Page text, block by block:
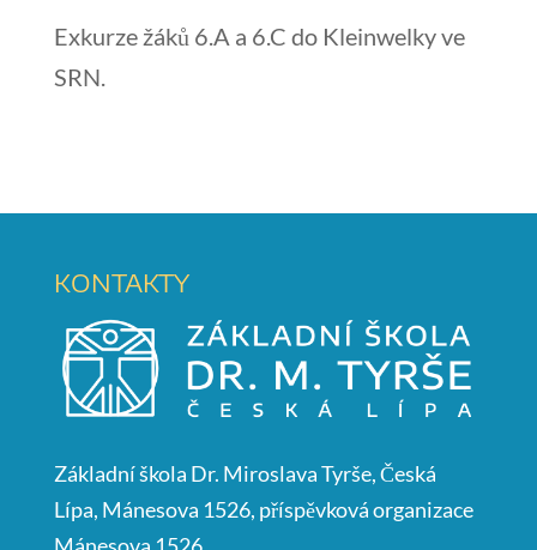
Exkurze žáků 6.A a 6.C do Kleinwelky ve
SRN.
KONTAKTY
Základní škola Dr. Miroslava Tyrše, Česká
Lípa, Mánesova 1526, příspěvková organizace